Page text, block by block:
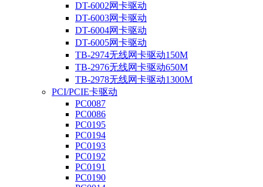
DT-6002网卡驱动
DT-6003网卡驱动
DT-6004网卡驱动
DT-6005网卡驱动
TB-2974无线网卡驱动150M
TB-2976无线网卡驱动650M
TB-2978无线网卡驱动1300M
PCI/PCIE卡驱动
PC0087
PC0086
PC0195
PC0194
PC0193
PC0192
PC0191
PC0190